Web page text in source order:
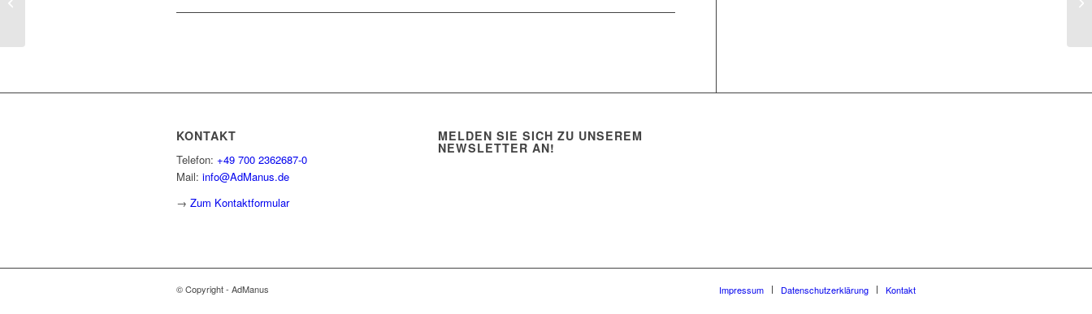
KONTAKT
Telefon: +49 700 2362687-0
Mail: info@AdManus.de
→ Zum Kontaktformular
MELDEN SIE SICH ZU UNSEREM
NEWSLETTER AN!
© Copyright - AdManus Impressum Datenschutzerklärung Kontakt